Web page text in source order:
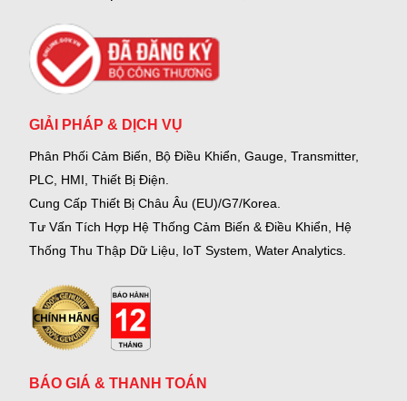
GIẢI PHÁP & DỊCH VỤ
Phân Phối Cảm Biến, Bộ Điều Khiển, Gauge, Transmitter,
PLC, HMI, Thiết Bị Điện.
Cung Cấp Thiết Bị Châu Âu (EU)/G7/Korea.
Tư Vấn Tích Hợp Hệ Thống Cảm Biến & Điều Khiển, Hệ
Thống Thu Thập Dữ Liệu, IoT System, Water Analytics.
BÁO GIÁ & THANH TOÁN